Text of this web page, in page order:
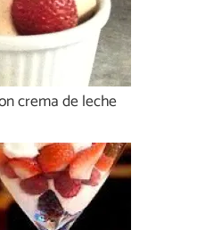
crema de leche